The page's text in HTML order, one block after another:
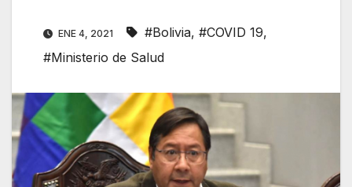
ENE 4, 2021 #Bolivia, #COVID 19,
#Ministerio de Salud